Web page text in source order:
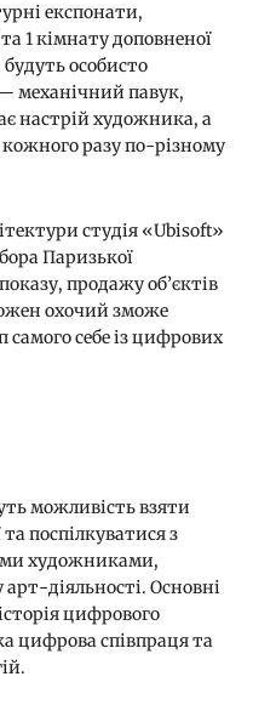
експонати,
та 1 кімнату доповненої
особисто
механічний павук,
настрій художника, а
разу по-різному
студія «Ubisoft»
Паризької
продажу об’єктів
охочий зможе
себе із цифрових
можливість взяти
поспілкуватися з
художниками,
діяльності. Основні
цифрового
цифрова співпраця та